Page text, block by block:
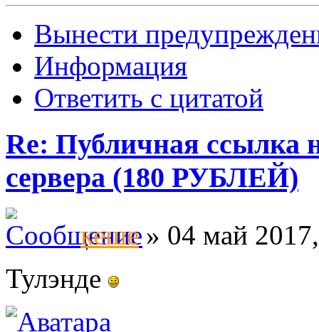
Вынести
Информация
Ответить с цитатой
Re: Публичная ссылка
сервера (180 РУБЛЕЙ)
кеше» 04 май
Тулэнде